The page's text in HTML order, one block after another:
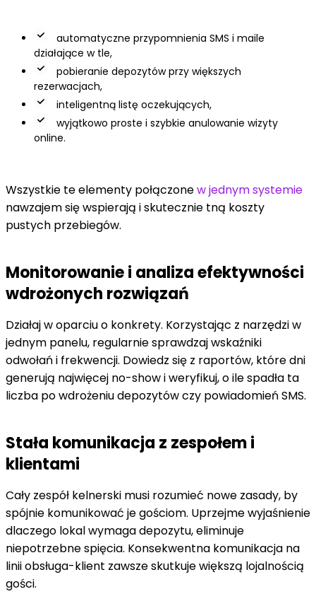
automatyczne przypomnienia SMS i maile
działające w tle,
pobieranie depozytów przy większych
rezerwacjach,
inteligentną listę oczekujących,
wyjątkowo proste i szybkie anulowanie wizyty
online.
Wszystkie te elementy połączonew jednym systemie
nawzajem się wspierają i skutecznie tną koszty
pustych przebiegów.
Monitorowanie i analiza efektywności
wdrożonych rozwiązań
Działaj w oparciu o konkrety. Korzystając z narzędzi w
jednym panelu, regularnie sprawdzaj wskaźniki
odwołań i frekwencji. Dowiedz się z raportów, które dni
generują najwięcej no-show i weryfikuj, o ile spadła ta
liczba po wdrożeniu depozytów czy powiadomień SMS.
Stała komunikacja z zespołem i
klientami
Cały zespół kelnerski musi rozumieć nowe zasady, by
spójnie komunikować je gościom. Uprzejme wyjaśnienie
dlaczego lokal wymaga depozytu, eliminuje
niepotrzebne spięcia. Konsekwentna komunikacja na
linii obsługa-klient zawsze skutkuje większą lojalnością
gości.